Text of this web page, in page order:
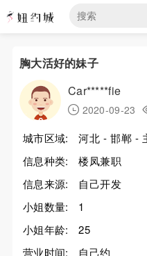
胸大活好的妹子
Car*****fie
2020-09-23
城市区域:
河北 - 邯郸 -
信息种类:
楼凤兼职
信息来源:
自己开发
小姐数量:
1
小姐年龄:
25
营业时间:
自己约